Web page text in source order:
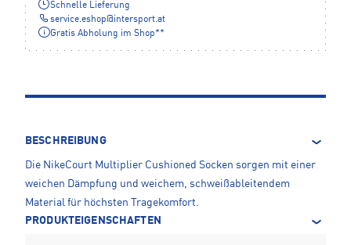
Schnelle Lieferung
service.eshop@ intersport.at
Gratis Abholung im Shop**
BESCHREIBUNG
Die NikeCourt Multiplier Cushioned Socken sorgen mit einer
weichen Dämpfung und weichem, schweißableitendem
Material für höchsten Tragekomfort.
PRODUKTEIGENSCHAFTEN